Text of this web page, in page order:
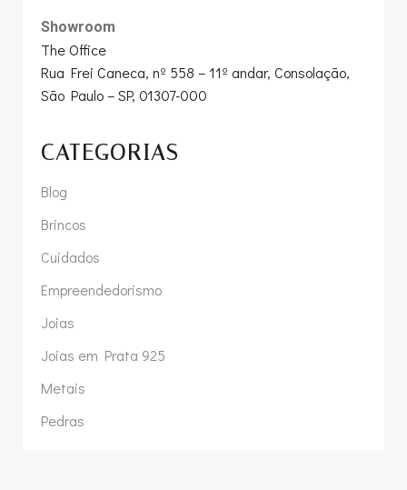
Showroom
The Office
Rua Frei Caneca, nº 558 – 11º andar, Consolação,
São Paulo – SP, 01307-000
CATEGORIAS
Blog
Brincos
Cuidados
Empreendedorismo
Joias
Joias em Prata 925
Metais
Pedras